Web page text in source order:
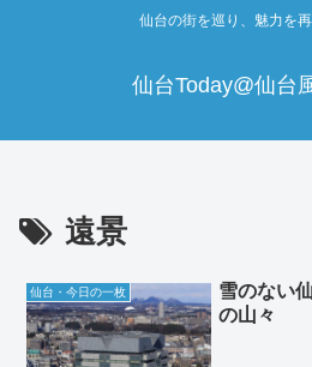
仙台の街を巡り、魅力を再
仙台Today@仙台
遠景
仙台・今日の一枚
雪のない
の山々